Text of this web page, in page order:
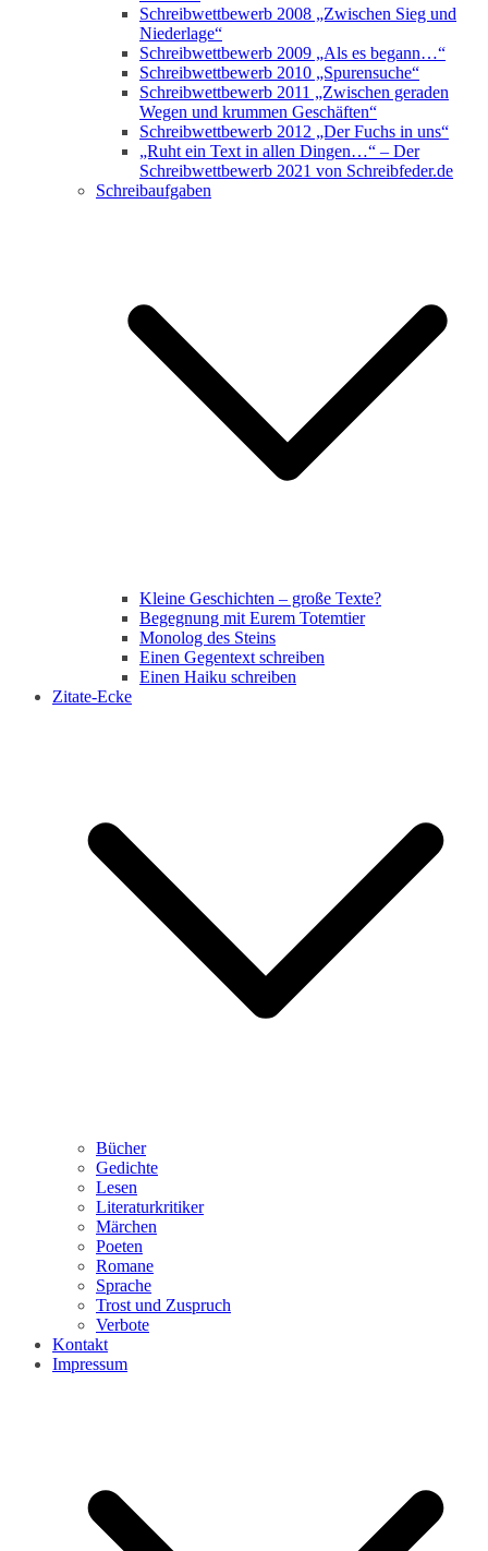
Schreibwettbewerb 2008 „Zwischen Sieg und
Niederlage“
Schreibwettbewerb 2009 „Als es begann…“
Schreibwettbewerb 2010 „Spurensuche“
Schreibwettbewerb 2011 „Zwischen geraden
Wegen und krummen Geschäften“
Schreibwettbewerb 2012 „Der Fuchs in uns“
„Ruht ein Text in allen Dingen…“ – Der
Schreibwettbewerb 2021 von Schreibfeder.de
Schreibaufgaben
Kleine Geschichten – große Texte?
Begegnung mit Eurem Totemtier
Monolog des Steins
Einen Gegentext schreiben
Einen Haiku schreiben
Zitate-Ecke
Bücher
Gedichte
Lesen
Literaturkritiker
Märchen
Poeten
Romane
Sprache
Trost und Zuspruch
Verbote
Kontakt
Impressum